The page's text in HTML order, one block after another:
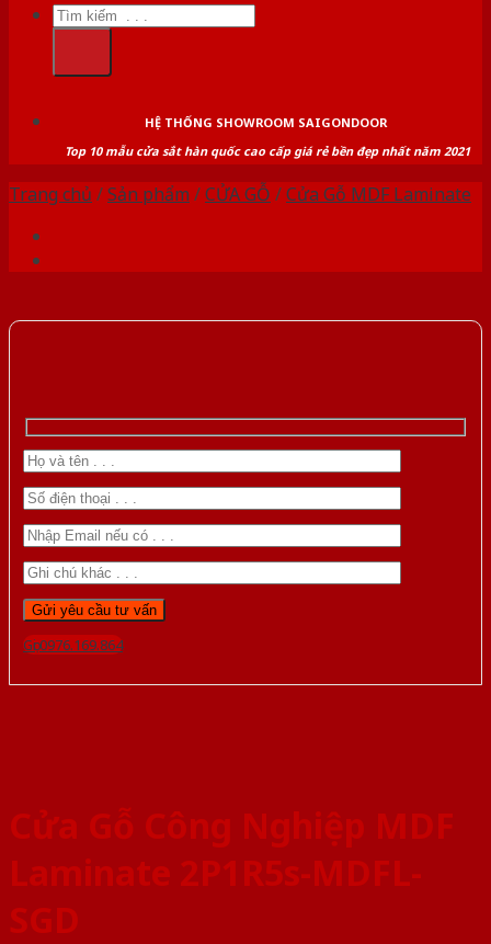
Tìm
kiếm:
HỆ THỐNG SHOWROOM SAIGONDOOR
Top 10 mẫu cửa sắt hàn quốc cao cấp giá rẻ bền đẹp nhất năm 2021
Trang chủ /Sản phẩm /CỬA GỖ /Cửa Gỗ MDF Laminate
Gọi 0976.169.864
Cửa Gỗ Công Nghiệp MDF
Laminate 2P1R5s-MDFL-
SGD